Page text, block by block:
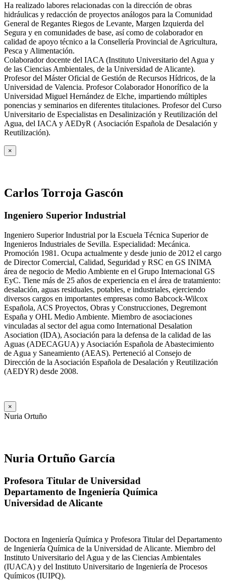
Ha realizado labores relacionadas con la dirección de obras
hidráulicas y redacción de proyectos análogos para la Comunidad
General de Regantes Riegos de Levante, Margen Izquierda del
Segura y en comunidades de base, así como de colaborador en
calidad de apoyo técnico a la Consellería Provincial de Agricultura,
Pesca y Alimentación.
Colaborador docente del IACA (Instituto Universitario del Agua y
de las Ciencias Ambientales, de la Universidad de Alicante).
Profesor del Máster Oficial de Gestión de Recursos Hídricos, de la
Universidad de Valencia. Profesor Colaborador Honorífico de la
Universidad Miguel Hernández de Elche, impartiendo múltiples
ponencias y seminarios en diferentes titulaciones. Profesor del Curso
Universitario de Especialistas en Desalinización y Reutilización del
Agua, del IACA y AEDyR ( Asociación Española de Desalación y
Reutilización).
×
Carlos Torroja Gascón
Ingeniero Superior Industrial
Ingeniero Superior Industrial por la Escuela Técnica Superior de
Ingenieros Industriales de Sevilla. Especialidad: Mecánica.
Promoción 1981. Ocupa actualmente y desde junio de 2012 el cargo
de Director Comercial, Calidad, Seguridad y RSC en GS INIMA
área de negocio de Medio Ambiente en el Grupo Internacional GS
EyC. Tiene más de 25 años de experiencia en el área de tratamiento:
desalación, aguas residuales, potables, e industriales, ejerciendo
diversos cargos en importantes empresas como Babcock-Wilcox
Española, ACS Proyectos, Obras y Construcciones, Degremont
España y OHL Medio Ambiente. Miembro de asociaciones
vinculadas al sector del agua como International Desalation
Asociation (IDA), Asociación para la defensa de la calidad de las
Aguas (ADECAGUA) y Asociación Española de Abastecimiento
de Agua y Saneamiento (AEAS). Perteneció al Consejo de
Dirección de la Asociación Española de Desalación y Reutilización
(AEDYR) desde 2008.
×
Nuria Ortuño
Nuria Ortuño García
Profesora Titular de Universidad
Departamento de Ingeniería Química
Universidad de Alicante
Doctora en Ingeniería Química y Profesora Titular del Departamento
de Ingeniería Química de la Universidad de Alicante. Miembro del
Instituto Universitario del Agua y de las Ciencias Ambientales
(IUACA) y del Instituto Universitario de Ingeniería de Procesos
Químicos (IUIPQ).